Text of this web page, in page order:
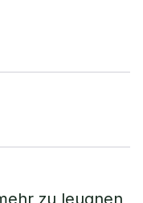
zu leugnen